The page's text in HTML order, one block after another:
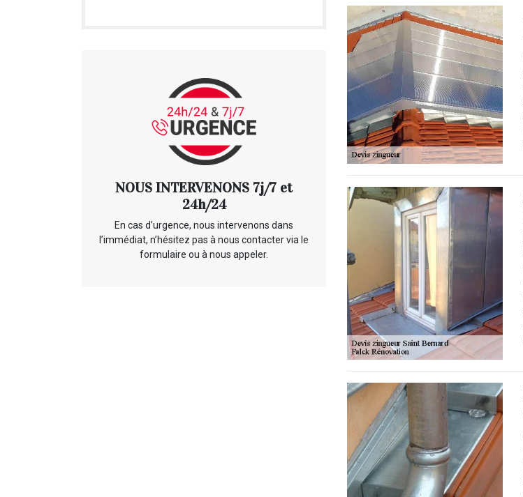
NOUS INTERVENONS 7j/7 et
24h/24
En cas d’urgence, nous intervenons dans
l’immédiat, n’hésitez pas à nous contacter via le
formulaire ou à nous appeler.